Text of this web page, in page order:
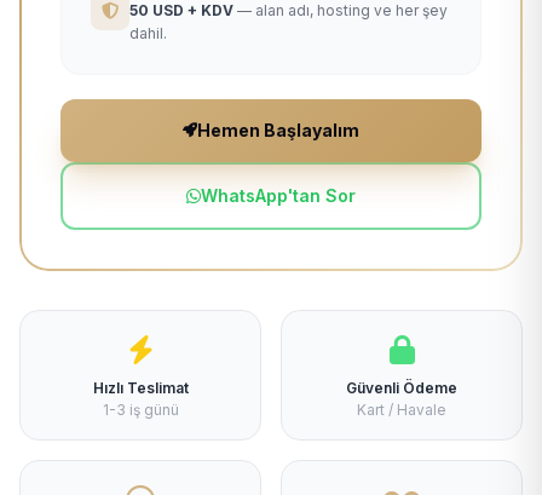
50 USD + KDV — alan adı, hosting ve her şey
dahil.
Hemen Başlayalım
WhatsApp'tan Sor
Hızlı Teslimat
1-3 iş günü
Güvenli Ödeme
Kart / Havale